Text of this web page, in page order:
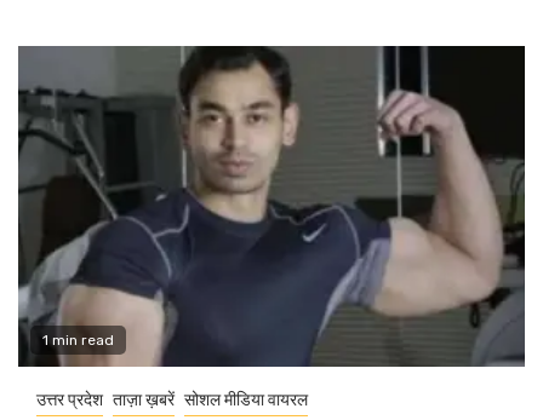
1 min read
उत्तर प्रदेश ताज़ा ख़बरें सोशल मीडिया वायरल